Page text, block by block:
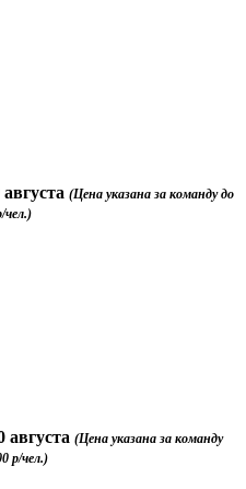
(Цена указана за команду до
чел.)
августа (Цена указана за команду
р/чел.)